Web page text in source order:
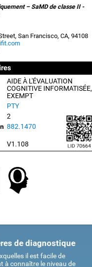
– SaMD de classe II -
San Francisco, CA, 94108
AIDE À L'ÉVALUATION
COGNITIVE INFORMATISÉE,
EXEMPT
PTY
2
882.1470
V1.108
de diagnostique
il est facile de
à connaître le niveau de